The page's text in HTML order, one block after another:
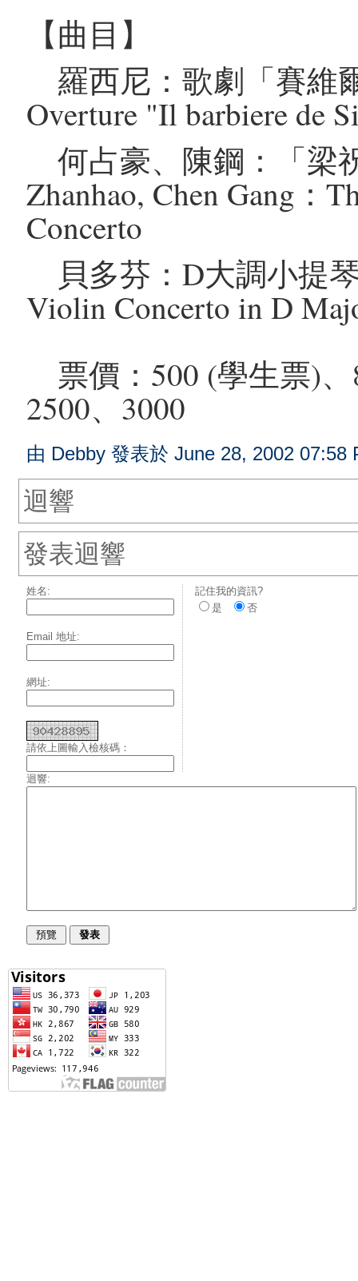
【曲目】
羅西尼：歌劇「賽維
Overture "Il barbiere de
何占豪、陳鋼：「梁
Zhanhao, Chen Gang：
Concerto
貝多芬：D大調小提
Violin Concerto in D
票價：500 (學生票)、
2500、3000
由 Debby 發表於 June 28, 2002 07:58
迴響
發表迴響
姓名:
Email 地址:
網址:
請依上圖輸入檢核碼：
記住我的資訊?
是
否
迴響: